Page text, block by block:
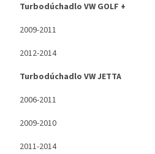
Turbodúchadlo VW GOLF +
2009-2011
2012-2014
Turbodúchadlo VW JETTA
2006-2011
2009-2010
2011-2014